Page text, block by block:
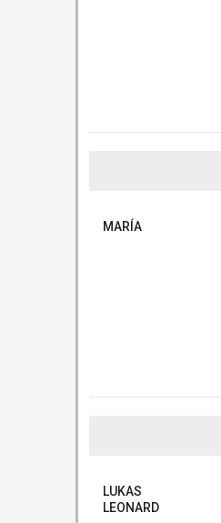
MARÍA
LUKAS
LEONARD